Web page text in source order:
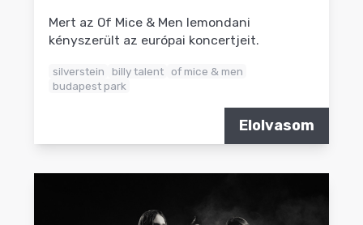
Mert az Of Mice & Men lemondani
kényszerült az európai koncertjeit.
silverstein billy talent of mice & men
budapest park
Elolvasom